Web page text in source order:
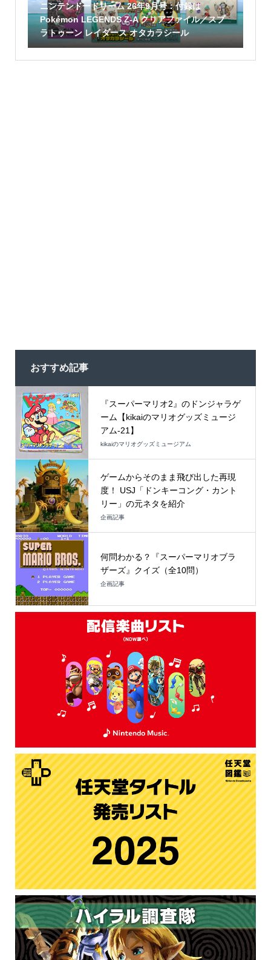
ニンテンドードリーム 26年9月号：付録は
Pokémon LEGENDS Z-A クリアファイル／スプ
ラトゥーン レイダース オタカラシール
おすすめ記事
『スーパーマリオ2』のドンジャラゲ
ーム【kikaiのマリオグッズミュージ
アム-21】
kikaiのマリオグッズミュージアム
ゲームからそのまま飛び出した再現
度！ USJ「ドンキーコング・カント
リー」の元ネタを紹介
企画記事
何問わかる？『スーパーマリオブラ
ザーズ』クイズ（全10問）
企画記事